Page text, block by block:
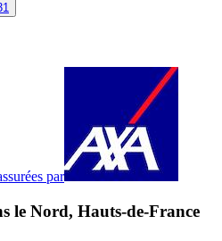
par
le Nord, Hauts-de-France